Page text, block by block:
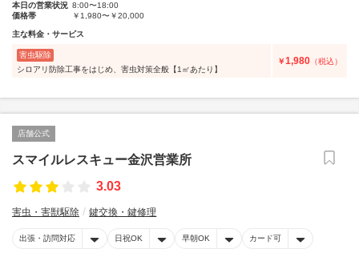
本日の営業状況 8:00〜18:00
価格帯
￥1,980〜￥20,000
主な料金・サービス
害虫駆除
シロアリ防除工事をはじめ、害虫対策全般【1㎡あたり】
￥1,980 （税込）
店舗公式
スマイルレスキュー金沢営業所
3.03
害虫・害獣駆除 鍵交換・鍵修理
出張・訪問対応 日祝OK 早朝OK カード可